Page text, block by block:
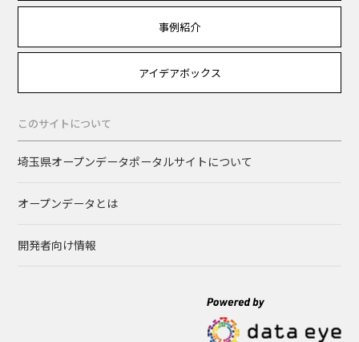
事例紹介
アイデアボックス
このサイトについて
埼玉県オープンデータポータルサイトについて
オープンデータとは
開発者向け情報